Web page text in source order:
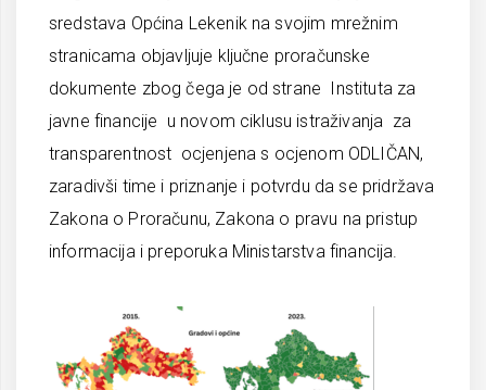
sredstava Općina Lekenik na svojim mrežnim
stranicama objavljuje ključne proračunske
dokumente zbog čega je od strane Instituta za
javne financije u novom ciklusu istraživanja za
transparentnost ocjenjena s ocjenom ODLIČAN,
zaradivši time i priznanje i potvrdu da se pridržava
Zakona o Proračunu, Zakona o pravu na pristup
informacija i preporuka Ministarstva financija.